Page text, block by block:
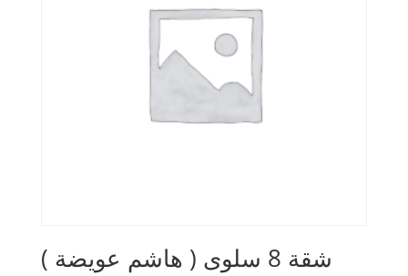
شقة 8 سلوى ( هاشم عويضة )